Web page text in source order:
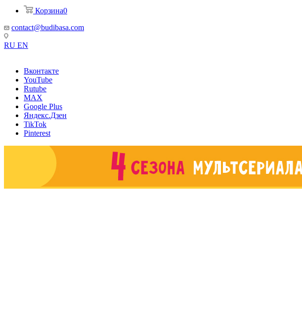
Корзина0
contact@budibasa.com
RU EN
Вконтакте
YouTube
Rutube
MAX
Google Plus
Яндекс.Дзен
TikTok
Pinterest